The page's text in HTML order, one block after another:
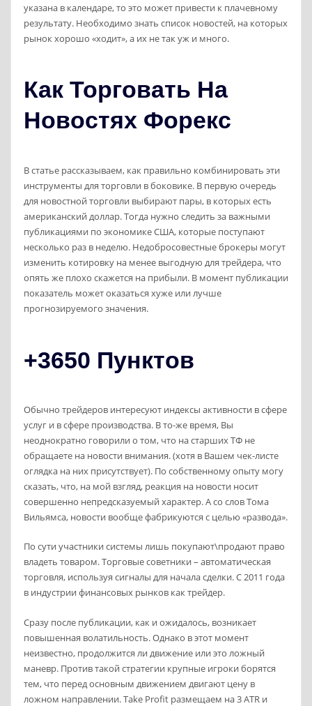
указана в календаре, то это может привести к плачевному
результату. Необходимо знать список новостей, на которых
рынок хорошо «ходит», а их не так уж и много.
Как Торговать На
Новостях Форекс
В статье рассказываем, как правильно комбинировать эти
инструменты для торговли в боковике. В первую очередь
для новостной торговли выбирают пары, в которых есть
американский доллар. Тогда нужно следить за важными
публикациями по экономике США, которые поступают
несколько раз в неделю. Недобросовестные брокеры могут
изменить котировку на менее выгодную для трейдера, что
опять же плохо скажется на прибыли. В момент публикации
показатель может оказаться хуже или лучше
прогнозируемого значения.
+3650 Пунктов
Обычно трейдеров интересуют индексы активности в сфере
услуг и в сфере производства. В то-же время, Вы
неоднократно говорили о том, что на старших ТФ не
обращаете на новости внимания. (хотя в Вашем чек-листе
оглядка на них присутствует). По собственному опыту могу
сказать, что, на мой взгляд, реакция на новости носит
совершенно непредсказуемый характер. А со слов Тома
Вильямса, новости вообще фабрикуются с целью «развода».
По сути участники системы лишь покупают\продают право
владеть товаром. Торговые советники – автоматическая
торговля, используя сигналы для начала сделки. С 2011 года
в индустрии финансовых рынков как трейдер.
Сразу после публикации, как и ожидалось, возникает
повышенная волатильность. Однако в этот момент
неизвестно, продолжится ли движение или это ложный
маневр. Против такой стратегии крупные игроки борятся
тем, что перед основным движением двигают цену в
ложном направлении. Take Profit размещаем на 3 ATR и